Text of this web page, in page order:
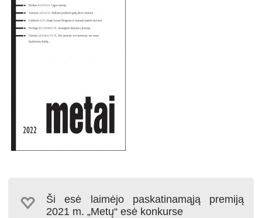
Ši esė laimėjo paskatinamąją premiją
2021 m. „Metų“ esė konkurse